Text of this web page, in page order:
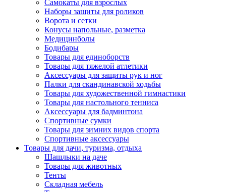
Самокаты для взрослых
Наборы защиты для роликов
Ворота и сетки
Конусы напольные, разметка
Медицинболы
Бодибары
Товары для единоборств
Товары для тяжелой атлетики
Аксессуары для защиты рук и ног
Палки для скандинавской ходьбы
Товары для художественной гимнастики
Товары для настольного тенниса
Аксессуары для бадминтона
Спортивные сумки
Товары для зимних видов спорта
Спортивные аксессуары
Товары для дачи, туризма, отдыха
Шашлыки на даче
Товары для животных
Тенты
Складная мебель